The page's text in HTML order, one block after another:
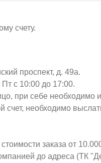
счету.
проспект, д. 49а.
с 10:00 до 17:00.
при себе необходимо
счет, необходимо
заказа от
до адреса